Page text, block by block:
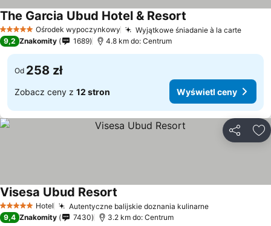
5 KategoriaOśrodek wypoczynkowy Wyjątkowe śniadanie à la carte
The Garcia Ubud Hotel & Resort
9,2 Znakomity 1689 4.8 km do: Centrum
Od 258 zł
Zobacz ceny z 12 stron Wyświetl ceny
5 KategoriaHotel Autentyczne balijskie doznania kulinarne
Visesa Ubud Resort
9,4 Znakomity 7430 3.2 km do: Centrum